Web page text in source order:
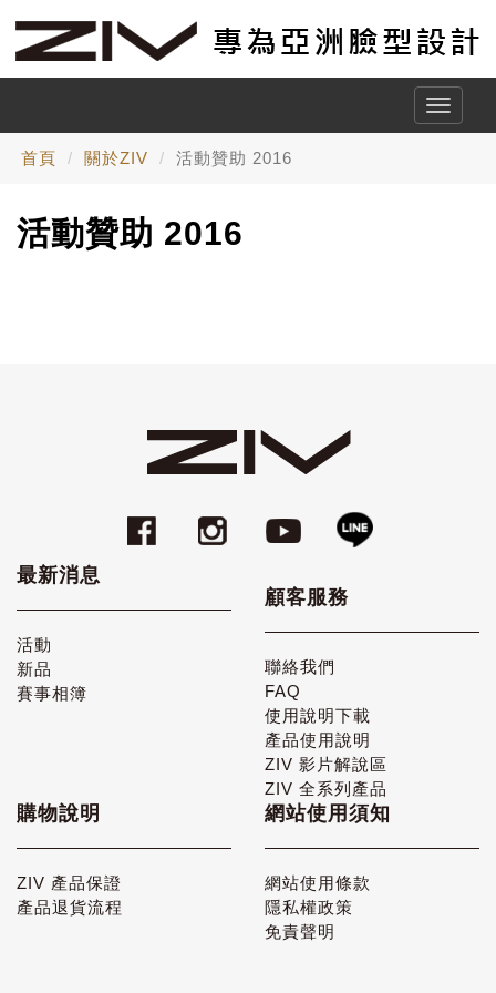
Toggle
首頁 關於ZIV 活動贊助 2016
活動贊助 2016
最新消息
活動
新品
賽事相簿
顧客服務
聯絡我們
FAQ
使用說明下載
產品使用說明
ZIV 影片解說區
ZIV 全系列產品
購物說明
ZIV 產品保證
產品退貨流程
網站使用須知
網站使用條款
隱私權政策
免責聲明